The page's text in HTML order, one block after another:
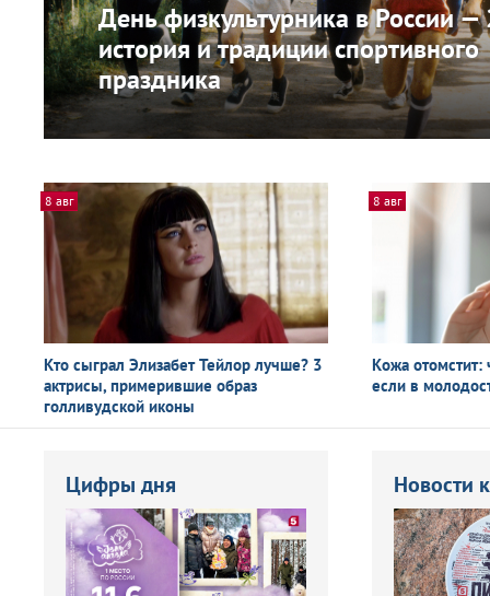
День физкультурника в России
история и традиции спортивного
праздника
8 авг
Кто сыграл Элизабет Тейлор лучше? 3
актрисы, примерившие образ
голливудской иконы
8 авг
Кожа отомстит:
если в
Цифры дня Новости